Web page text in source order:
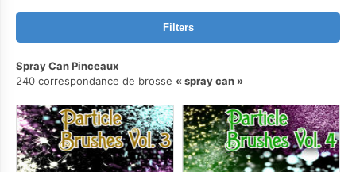
Filters
Spray Can Pinceaux
240 correspondance de brosse
spray can